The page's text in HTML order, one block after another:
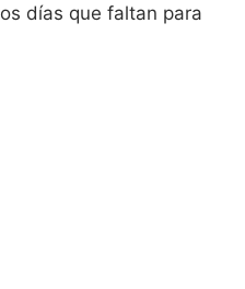
días que faltan para